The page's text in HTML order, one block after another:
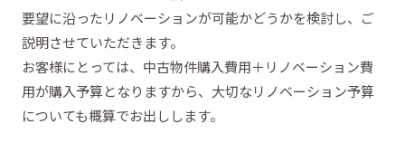
要望に沿ったリノベーションが可能かどうかを検討し、ご
説明させていただきます。
お客様にとっては、中古物件購入費用＋リノベーション費
用が購入予算となりますから、大切なリノベーション予算
についても概算でお出しします。